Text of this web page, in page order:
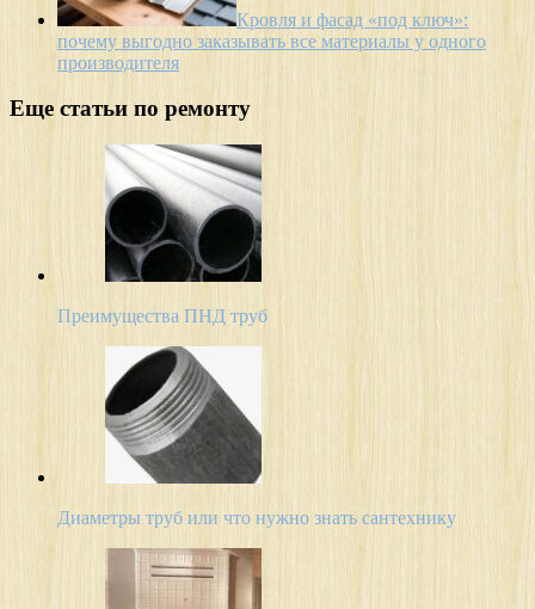
Кровля и фасад «под ключ»:
почему выгодно заказывать все материалы у одного
производителя
Еще статьи по ремонту
Преимущества ПНД труб
Диаметры труб или что нужно знать сантехнику